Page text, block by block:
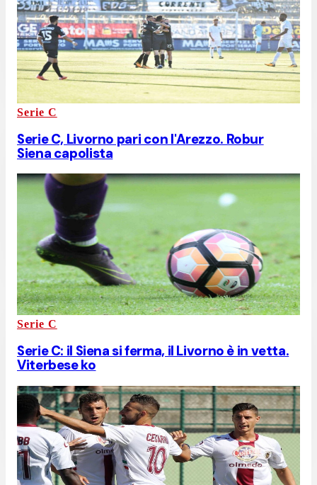
Serie C
Serie C, Livorno pari con l'Arezzo. Robur
Siena capolista
Serie C
Serie C: il Siena si ferma, il Livorno è in vetta.
Viterbese ko